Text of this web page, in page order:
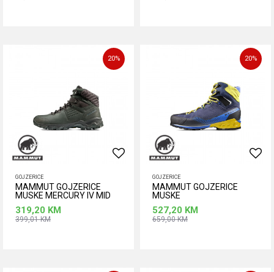
20%
GOJZERICE
MAMMUT GOJZERICE
MUSKE MERCURY IV MID
319,20 KM
399,01KM
20%
GOJZERICE
MAMMUT GOJZERICE
MUSKE
527,20 KM
659,00KM